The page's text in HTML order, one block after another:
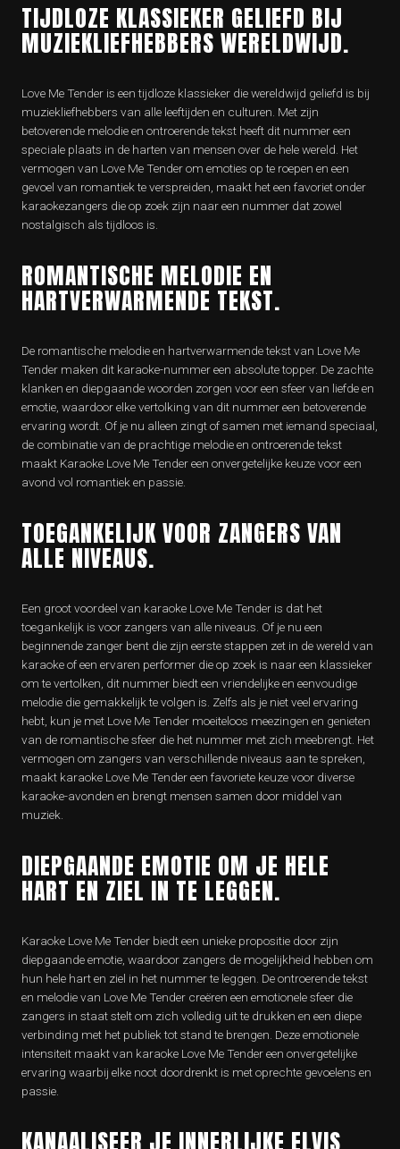
TIJDLOZE KLASSIEKER GELIEFD BIJ
MUZIEKLIEFHEBBERS WERELDWIJD.
Love Me Tender is een tijdloze klassieker die wereldwijd geliefd is bij
muziekliefhebbers van alle leeftijden en culturen. Met zijn
betoverende melodie en ontroerende tekst heeft dit nummer een
speciale plaats in de harten van mensen over de hele wereld. Het
vermogen van Love Me Tender om emoties op te roepen en een
gevoel van romantiek te verspreiden, maakt het een favoriet onder
karaokezangers die op zoek zijn naar een nummer dat zowel
nostalgisch als tijdloos is.
ROMANTISCHE MELODIE EN
HARTVERWARMENDE TEKST.
De romantische melodie en hartverwarmende tekst van Love Me
Tender maken dit karaoke-nummer een absolute topper. De zachte
klanken en diepgaande woorden zorgen voor een sfeer van liefde en
emotie, waardoor elke vertolking van dit nummer een betoverende
ervaring wordt. Of je nu alleen zingt of samen met iemand speciaal,
de combinatie van de prachtige melodie en ontroerende tekst
maakt Karaoke Love Me Tender een onvergetelijke keuze voor een
avond vol romantiek en passie.
TOEGANKELIJK VOOR ZANGERS VAN
ALLE NIVEAUS.
Een groot voordeel van karaoke Love Me Tender is dat het
toegankelijk is voor zangers van alle niveaus. Of je nu een
beginnende zanger bent die zijn eerste stappen zet in de wereld van
karaoke of een ervaren performer die op zoek is naar een klassieker
om te vertolken, dit nummer biedt een vriendelijke en eenvoudige
melodie die gemakkelijk te volgen is. Zelfs als je niet veel ervaring
hebt, kun je met Love Me Tender moeiteloos meezingen en genieten
van de romantische sfeer die het nummer met zich meebrengt. Het
vermogen om zangers van verschillende niveaus aan te spreken,
maakt karaoke Love Me Tender een favoriete keuze voor diverse
karaoke-avonden en brengt mensen samen door middel van
muziek.
DIEPGAANDE EMOTIE OM JE HELE
HART EN ZIEL IN TE LEGGEN.
Karaoke Love Me Tender biedt een unieke propositie door zijn
diepgaande emotie, waardoor zangers de mogelijkheid hebben om
hun hele hart en ziel in het nummer te leggen. De ontroerende tekst
en melodie van Love Me Tender creëren een emotionele sfeer die
zangers in staat stelt om zich volledig uit te drukken en een diepe
verbinding met het publiek tot stand te brengen. Deze emotionele
intensiteit maakt van karaoke Love Me Tender een onvergetelijke
ervaring waarbij elke noot doordrenkt is met oprechte gevoelens en
passie.
KANAALISEER JE INNERLIJKE ELVIS